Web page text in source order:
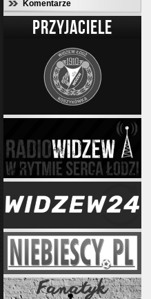
Komentarze
PRZYJACIELE